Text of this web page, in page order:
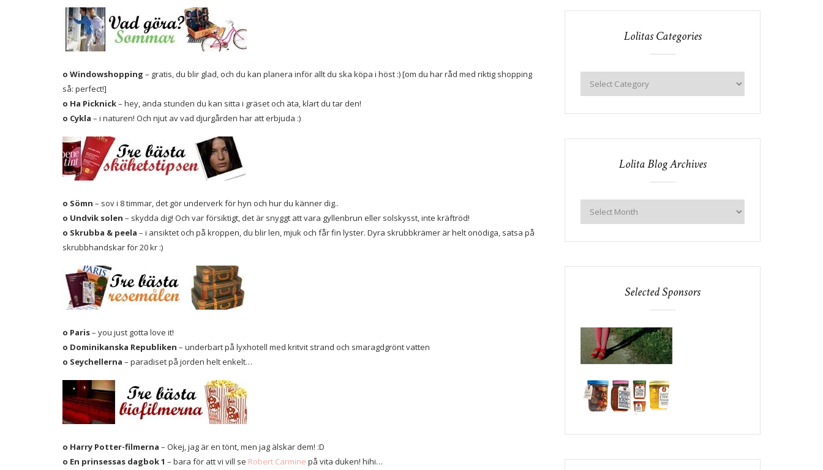
o Windowshopping – gratis, du blir glad, och du kan planera inför allt du ska köpa i höst :) [om du har råd med riktig shopping
så: perfect!]
o Ha Picknick– hey, ända stunden du kan sitta i gräset och äta, klart du tar den!
o Cykla – i naturen! Och njut av vad djurgården har att erbjuda :)
o Sömn – sov i 8 timmar, det gör underverk för hyn och hur du känner dig..
o Undvik solen – skydda dig! Och var försiktigt, det är snyggt att vara gyllenbrun eller solskysst, inte kräftröd!
o Skrubba & peela – i ansiktet och på kroppen, du blir len, mjuk och får fin lyster. Dyra skrubbkrämer är helt onödiga, satsa på
skrubbhandskar för 20 kr :)
o Paris– you just gotta love it!
o Dominikanska Republiken – underbart på lyxhotell med kritvit strand och smaragdgrönt vatten
o Seychellerna – paradiset på jorden helt enkelt…
o Harry Potter-filmerna – Okej, jag är en tönt, men jag älskar dem! :D
o En prinsessas dagbok 1 – bara för att vi vill se Robert Carmine på vita duken! hihi…
Lolitas Categories
Lolita Blog Archives
Selected Sponsors